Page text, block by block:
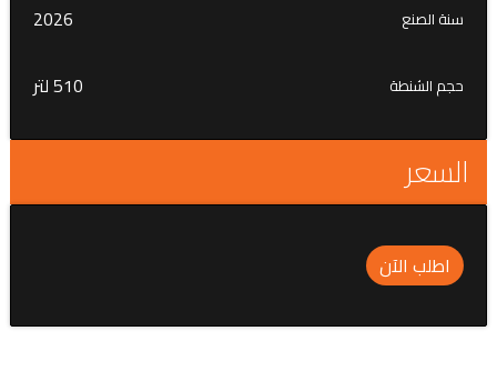
سنة الصنع 2026
حجم الشنطة 510 لتر
السعر
اطلب الآن